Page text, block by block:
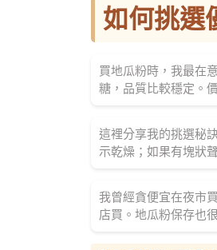
如何挑選
買地瓜粉時，我最在
糖，品質比較穩定。
這裡分享我的挑選秘
示乾燥；如果有塊狀
我曾經貪便宜在夜市
店買。地瓜粉保存也